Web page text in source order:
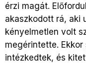
érzi magát.
akaszkodott rá, aki
kényelmetlen volt
megérintette.
intézkedtek, és